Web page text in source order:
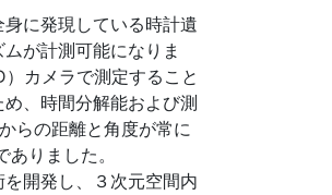
に発現している時計遺
が計測可能になりま
カメラで測定すること
、時間分解能および測
らの距離と角度が常に
りました。
開発し、３次元空間内